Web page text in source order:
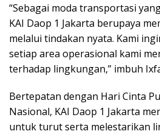
“Sebagai moda transportasi
KAI Daop 1 Jakarta berupaya
melalui tindakan nyata. Kami
setiap area operasional kami
terhadap lingkungan,” imbuh
Bertepatan dengan Hari Cinta
Nasional, KAI Daop 1 Jakarta
untuk turut serta melestarikan